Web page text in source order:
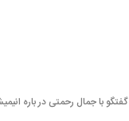
گفتگو با جمال رحمتی در باره